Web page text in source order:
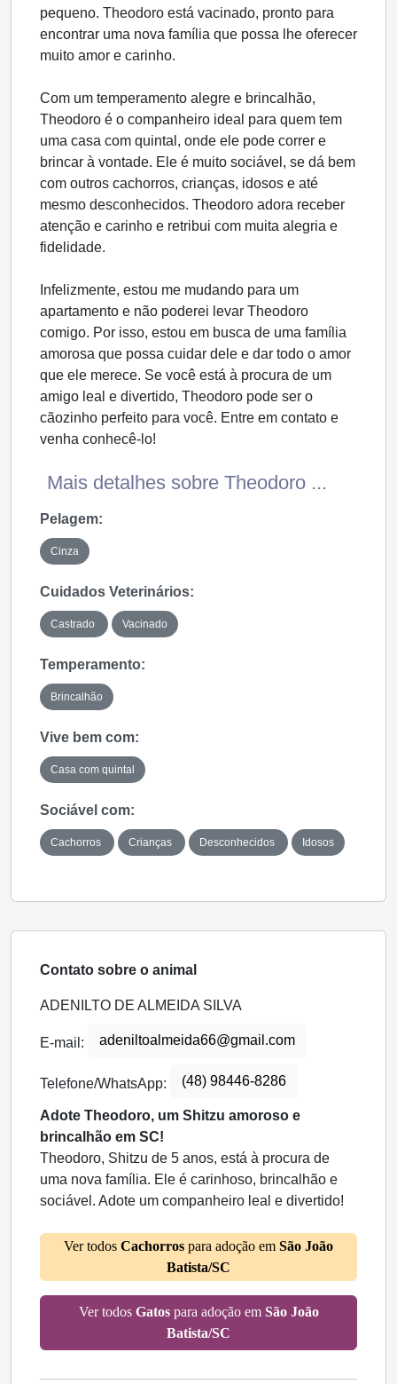
pequeno. Theodoro está vacinado, pronto para
encontrar uma nova família que possa lhe oferecer
muito amor e carinho.
Com um temperamento alegre e brincalhão,
Theodoro é o companheiro ideal para quem tem
uma casa com quintal, onde ele pode correr e
brincar à vontade. Ele é muito sociável, se dá bem
com outros cachorros, crianças, idosos e até
mesmo desconhecidos. Theodoro adora receber
atenção e carinho e retribui com muita alegria e
fidelidade.
Infelizmente, estou me mudando para um
apartamento e não poderei levar Theodoro
comigo. Por isso, estou em busca de uma família
amorosa que possa cuidar dele e dar todo o amor
que ele merece. Se você está à procura de um
amigo leal e divertido, Theodoro pode ser o
cãozinho perfeito para você. Entre em contato e
venha conhecê-lo!
Mais detalhes sobre Theodoro ...
Pelagem:
Cinza
Cuidados Veterinários:
Castrado Vacinado
Temperamento:
Brincalhão
Vive bem com:
Casa com quintal
Sociável com:
Cachorros Crianças Desconhecidos Idosos
Contato sobre o animal
ADENILTO DE ALMEIDA SILVA
E-mail: adeniltoalmeida66@gmail.com
Telefone/WhatsApp: (48) 98446-8286
Adote Theodoro, um Shitzu amoroso e
brincalhão em SC!
Theodoro, Shitzu de 5 anos, está à procura de
uma nova família. Ele é carinhoso, brincalhão e
sociável. Adote um companheiro leal e divertido!
Ver todos Cachorros para adoção em São João
Batista/SC
Ver todos Gatospara adoção em São João
Batista/SC